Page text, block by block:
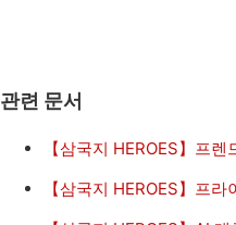
관련 문서
【삼국지 HEROES】프
【삼국지 HEROES】프